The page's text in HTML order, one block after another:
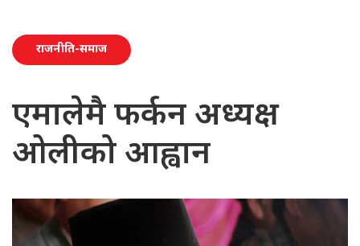
राजनीति-समाज
एमालेमै फर्कन अध्यक्ष
ओलीको आह्वान